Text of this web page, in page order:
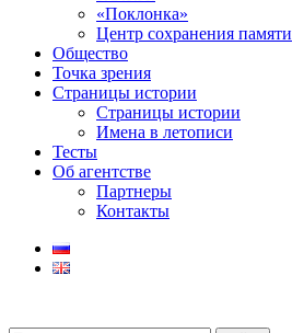
«Поклонка»
Центр сохранения памяти
Общество
Точка зрения
Страницы истории
Страницы истории
Имена в летописи
Тесты
Об агентстве
Партнеры
Контакты